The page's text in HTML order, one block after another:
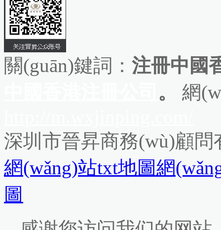
關(guān)鍵詞： 注冊中國
。
網
深圳市晉昇商務(wù)顧
網(wǎng)站txt地圖網
圖